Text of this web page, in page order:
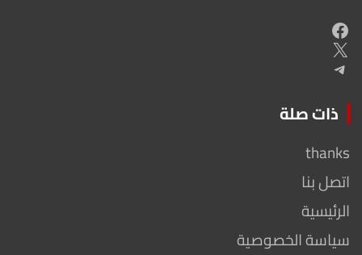
Facebook
X
Telegram
ذات صلة
thanks
اتصل بنا
الرئيسية
سياسة الخصوصية